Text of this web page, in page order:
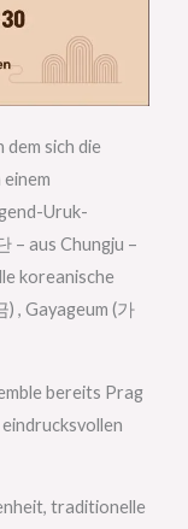
dem sich die
Uruk-
– aus Chungju –
koreanische
, Gayageum (가
bereits Prag
traditionelle